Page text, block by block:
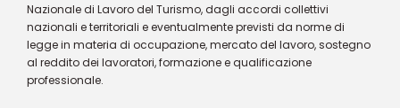
Nazionale di Lavoro del Turismo, dagli accordi collettivi
nazionali e territoriali e eventualmente previsti da norme di
legge in materia di occupazione, mercato del lavoro, sostegno
al reddito dei lavoratori, formazione e qualificazione
professionale.